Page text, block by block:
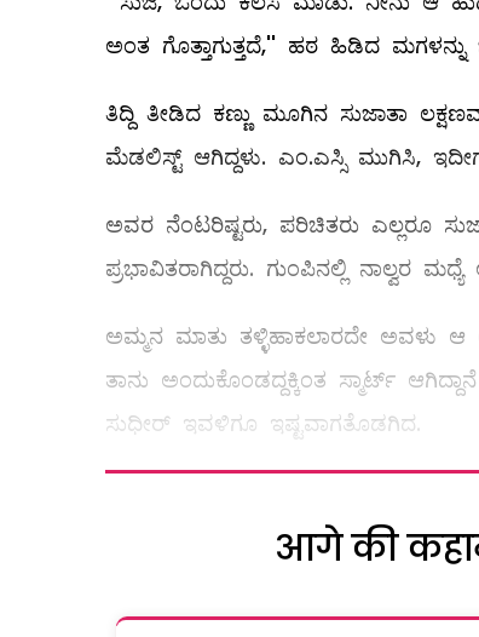
ಅಂತ ಗೊತ್ತಾಗುತ್ತದೆ,'' ಹಠ ಹಿಡಿದ
ತಿದ್ದಿ ತೀಡಿದ ಕಣ್ಣು ಮೂಗಿನ ಸುಜಾತಾ
ಮೆಡಲಿಸ್ಟ್ ಆಗಿದ್ದಳು. ಎಂ.ಎಸ್ಸಿ ಮುಗಿಸಿ,
ಅವರ ನೆಂಟರಿಷ್ಟರು, ಪರಿಚಿತರು ಎಲ್ಲರೂ
ಪ್ರಭಾವಿತರಾಗಿದ್ದರು. ಗುಂಪಿನಲ್ಲಿ ನಾಲ್ವರ
ಅಮ್ಮನ ಮಾತು ತಳ್ಳಿಹಾಕಲಾರದೇ ಅವಳು ಆ
ತಾನು ಅಂದುಕೊಂಡದ್ದಕ್ಕಿಂತ ಸ್ಮಾರ್ಟ್‌
ಸುಧೀರ್‌ ಇವಳಿಗೂ ಇಷ್ಟವಾಗತೊಡಗಿದ.
आगे की